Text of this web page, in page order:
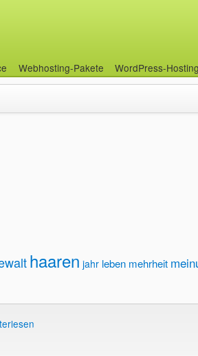
Webhosting-Pakete WordPress-Hosting
haaren jahr leben mehrheit